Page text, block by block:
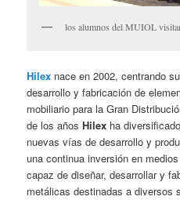
los alumnos del MUIOL
Hilex nace en 2002, centrando
desarrollo y fabricación de
mobiliario para la Gran
de los añosHilex ha
nuevas vías de desarrollo y
una continua inversión en
capaz de diseñar, desarrollar y
metálicas destinadas a diversos